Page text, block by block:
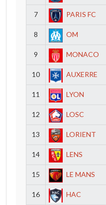
7 PARIS FC
8 OM
9 MONACO
10 AUXERRE
11 LYON
12 LOSC
13 LORIENT
14 LENS
15 LE MANS
16 HAC